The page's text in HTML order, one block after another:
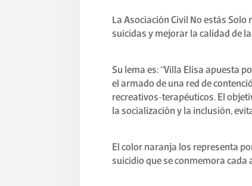
La Asociación Civil No estás
suicidas y mejorar la calidad de
Su lema es: “Villa Elisa apuesta
el armado de una red de
recreativos-terapéuticos. El
la socialización y la inclusión,
El color naranja los representa
suicidio que se conmemora cada